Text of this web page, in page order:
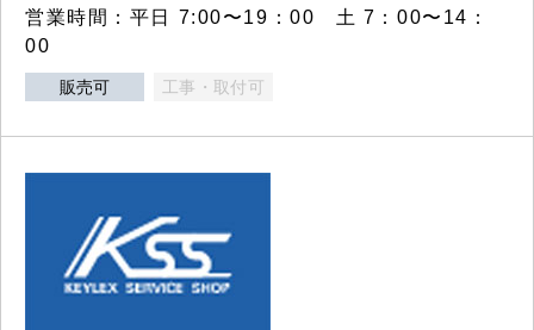
営業時間：平日 7:00〜19：00 土 7：00〜14：
00
販売可 工事・取付可